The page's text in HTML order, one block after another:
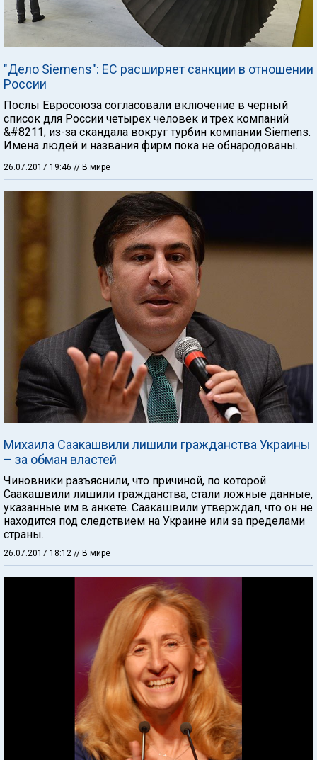
"Дело Siemens": ЕС расширяет санкции в отношении
России
Послы Евросоюза согласовали включение в черный
список для России четырех человек и трех компаний
&#8211; из-за скандала вокруг турбин компании Siemens.
Имена людей и названия фирм пока не обнародованы.
26.07.2017 19:46 // В мире
Михаила Саакашвили лишили гражданства Украины
– за обман властей
Чиновники разъяснили, что причиной, по которой
Саакашвили лишили гражданства, стали ложные данные,
указанные им в анкете. Саакашвили утверждал, что он не
находится под следствием на Украине или за пределами
страны.
26.07.2017 18:12 // В мире